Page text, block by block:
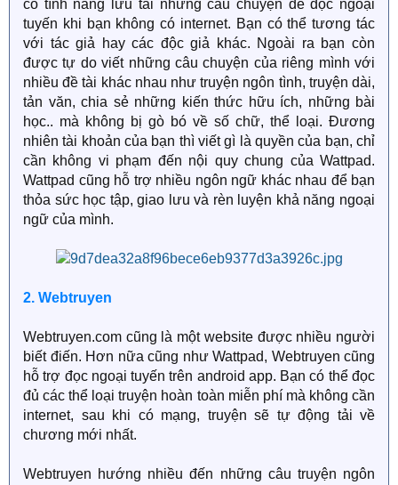
có tính năng lưu tải những câu chuyện để đọc ngoại
tuyến khi bạn không có internet. Bạn có thể tương tác
với tác giả hay các độc giả khác. Ngoài ra bạn còn
được tự do viết những câu chuyện của riêng mình với
nhiều đề tài khác nhau như truyện ngôn tình, truyện dài,
tản văn, chia sẻ những kiến thức hữu ích, những bài
học.. mà không bị gò bó về số chữ, thể loại. Đương
nhiên tài khoản của bạn thì viết gì là quyền của bạn, chỉ
cần không vi phạm đến nội quy chung của Wattpad.
Wattpad cũng hỗ trợ nhiều ngôn ngữ khác nhau để bạn
thỏa sức học tập, giao lưu và rèn luyện khả năng ngoại
ngữ của mình.
2. Webtruyen
Webtruyen.com cũng là một website được nhiều người
biết điến. Hơn nữa cũng như Wattpad, Webtruyen cũng
hỗ trợ đọc ngoại tuyến trên android app. Bạn có thể đọc
đủ các thể loại truyện hoàn toàn miễn phí mà không cần
internet, sau khi có mạng, truyện sẽ tự động tải về
chương mới nhất.
Webtruyen hướng nhiều đến những câu truyện ngôn